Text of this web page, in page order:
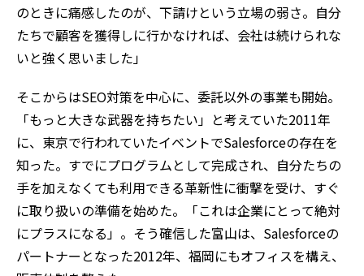
のときに痛感したのが、下請けという立場の弱さ。自分
たちで顧客を獲得しに行かなければ、会社は続けられな
いと強く思いました」
そこからはSEO対策を中心に、委託以外の事業も開始。
「もっと大きな武器を持ちたい」と考えていた2011年
に、東京で行われていたイベントでSalesforceの存在を
知った。すでにプログラムとして完成され、自分たちの
手を加えなくても利用できる革新性に衝撃を受け、すぐ
に取り扱いの準備を始めた。「これは企業にとって絶対
にプラスになる」。そう確信した富山は、Salesforceの
パートナーとなった2012年、福岡にもオフィスを構え、